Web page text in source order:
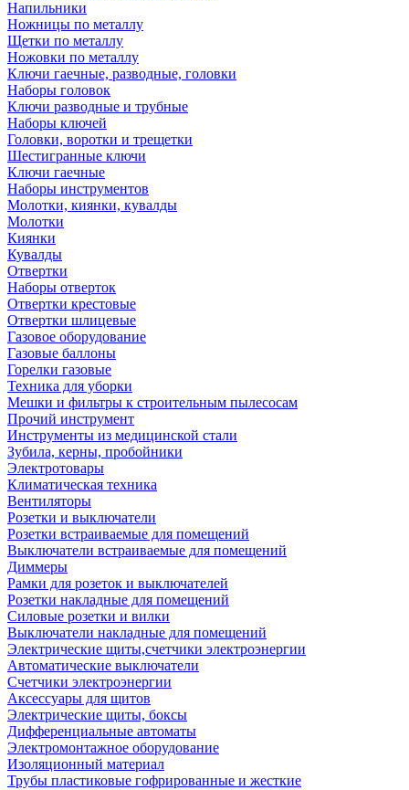
Напильники
Ножницы по металлу
Щетки по металлу
Ножовки по металлу
Ключи гаечные, разводные, головки
Наборы головок
Ключи разводные и трубные
Наборы ключей
Головки, воротки и трещетки
Шестигранные ключи
Ключи гаечные
Наборы инструментов
Молотки, киянки, кувалды
Молотки
Киянки
Кувалды
Отвертки
Наборы отверток
Отвертки крестовые
Отвертки шлицевые
Газовое оборудование
Газовые баллоны
Горелки газовые
Техника для уборки
Мешки и фильтры к строительным пылесосам
Прочий инструмент
Инструменты из медицинской стали
Зубила, керны, пробойники
Электротовары
Климатическая техника
Вентиляторы
Розетки и выключатели
Розетки встраиваемые для помещений
Выключатели встраиваемые для помещений
Диммеры
Рамки для розеток и выключателей
Розетки накладные для помещений
Силовые розетки и вилки
Выключатели накладные для помещений
Электрические щиты,счетчики электроэнергии
Автоматические выключатели
Счетчики электроэнергии
Аксессуары для щитов
Электрические щиты, боксы
Дифференциальные автоматы
Электромонтажное оборудование
Изоляционный материал
Трубы пластиковые гофрированные и жесткие